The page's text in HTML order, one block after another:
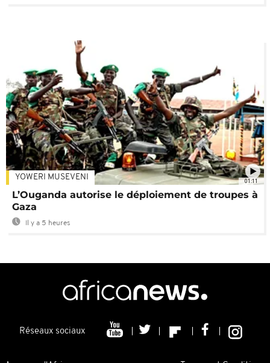
01:11
YOWERI MUSEVENI
L’Ouganda autorise le déploiement de troupes à
Gaza
Il y a 5 heures
Réseaux sociaux